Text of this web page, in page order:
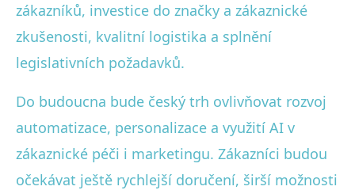
zákazníků, investice do značky a zákaznické
zkušenosti, kvalitní logistika a splnění
legislativních požadavků.
Do budoucna bude český trh ovlivňovat rozvoj
automatizace, personalizace a využití AI v
zákaznické péči i marketingu. Zákazníci budou
očekávat ještě rychlejší doručení, širší možnosti